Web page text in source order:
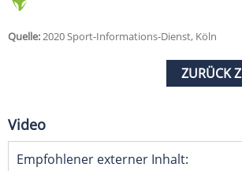
Quelle:2020 Sport-Informations-Dienst, Köln
ZURÜCK
Video
Empfohlener externer Inhalt: